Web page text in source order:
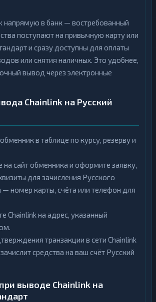
напрямую в банк — востребованный
поступают на привычную карту или
и сразу доступны для оплаты
или снятия наличных. Это удобнее,
вывод через электронные
Chainlink на Русский
в таблице по курсу, резерву и
на сайт обменника и оформите заявку,
для зачисления Русского
— номер карты, счёта или телефон для
Chainlink на адрес, указанный
транзакции в сети Chainlink
средства на ваш счёт Русский
выводе Chainlink на